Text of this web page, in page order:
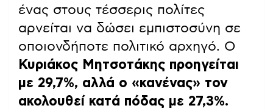
ένας στους τέσσερις πολίτες
αρνείται να δώσει εμπιστοσύνη σε
οποιονδήποτε πολιτικό αρχηγό. Ο
Κυριάκος Μητσοτάκης προηγείται
με 29,7%, αλλά ο «κανένας» τον
ακολουθεί κατά πόδας με 27,3%.